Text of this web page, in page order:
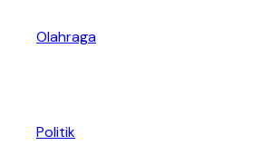
Olahraga
Politik